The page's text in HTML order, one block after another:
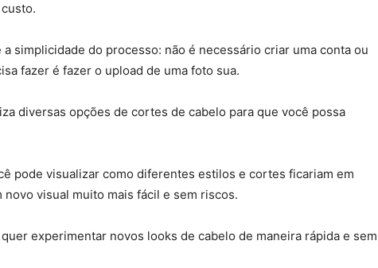
simplicidade do processo: não é necessário criar uma conta ou
fazer é fazer o upload de uma foto sua.
diversas opções de cortes de cabelo para que você possa
pode visualizar como diferentes estilos e cortes ficariam em
visual muito mais fácil e sem riscos.
experimentar novos looks de cabelo de maneira rápida e sem